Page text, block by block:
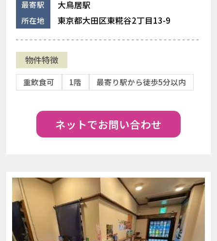
最寄駅 大鳥居駅
所在地 東京都大田区東糀谷2丁目13-9
物件特徴
重飲食可 1階 最寄り駅から徒歩5分以内
ネットでお問い合わせ